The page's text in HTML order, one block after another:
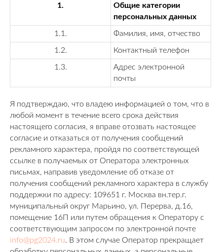
1.
Общие категории
персональных данных
1.1. Фамилия, имя, отчество
1.2. Контактный телефон
1.3.
Адрес электронной
почты
Я подтверждаю, что владею информацией о том, что в
любой момент в течение всего срока действия
настоящего согласия, я вправе отозвать настоящее
согласие и отказаться от получения сообщений
рекламного характера, пройдя по соответствующей
ссылке в получаемых от Оператора электронных
письмах, направив уведомление об отказе от
получения сообщений рекламного характера в службу
поддержки по адресу: 109651 г. Москва вн.тер.г.
муниципальный округ Марьино, ул. Перерва, д.16,
помещение 16П или путем обращения к Оператору с
соответствующим запросом по электронной почте
info@pg2024.ru. В этом случае Оператор прекращает